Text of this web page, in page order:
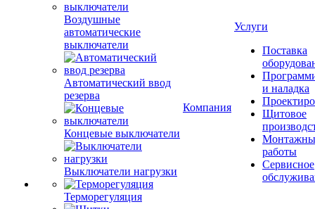
Воздушные
автоматические
выключатели
Автоматический ввод
резерва
Концевые выключатели
Выключатели нагрузки
Терморегуляция
Компания
Услуги
Поставка
и наладка
Щитовое
работы
Сервисное